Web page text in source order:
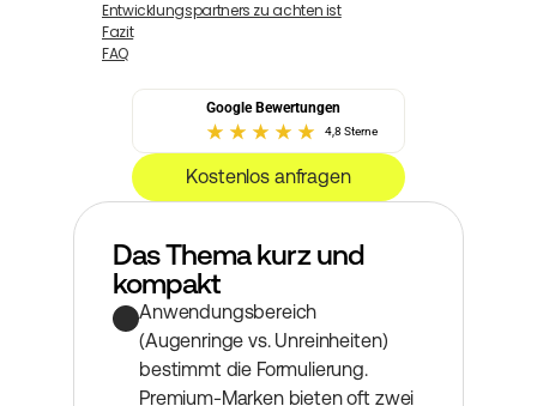
Entwicklungspartners zu achten ist
Fazit
FAQ
Google Bewertungen
4,8 Sterne
Kostenlos anfragen
Das Thema kurz und
kompakt
Anwendungsbereich
(Augenringe vs. Unreinheiten)
bestimmt die Formulierung.
Premium-Marken bieten oft zwei